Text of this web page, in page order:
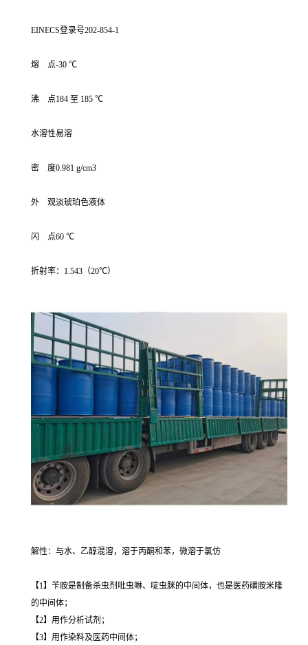
EINECS登录号202-854-1
熔 点-30 ℃
沸 点184 至 185 ℃
水溶性易溶
密 度0.981 g/cm3
外 观淡琥珀色液体
闪 点60 ℃
折射率：1.543（20℃）
解性：与水、乙醇混溶，溶于丙酮和苯，微溶于氯仿
【1】苄胺是制备杀虫剂吡虫啉、啶虫脒的中间体，也是医药磺胺米隆
的中间体；
【2】用作分析试剂；
【3】用作染料及医药中间体；